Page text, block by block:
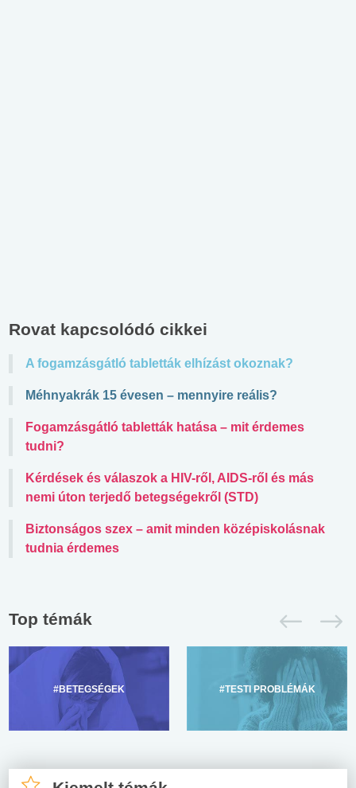
Rovat kapcsolódó cikkei
A fogamzásgátló tabletták elhízást okoznak?
Méhnyakrák 15 évesen – mennyire reális?
Fogamzásgátló tabletták hatása – mit érdemes
tudni?
Kérdések és válaszok a HIV-ről, AIDS-ről és más
nemi úton terjedő betegségekről (STD)
Biztonságos szex – amit minden középiskolásnak
tudnia érdemes
Top témák
#BETEGSÉGEK #TESTI PROBLÉMÁK